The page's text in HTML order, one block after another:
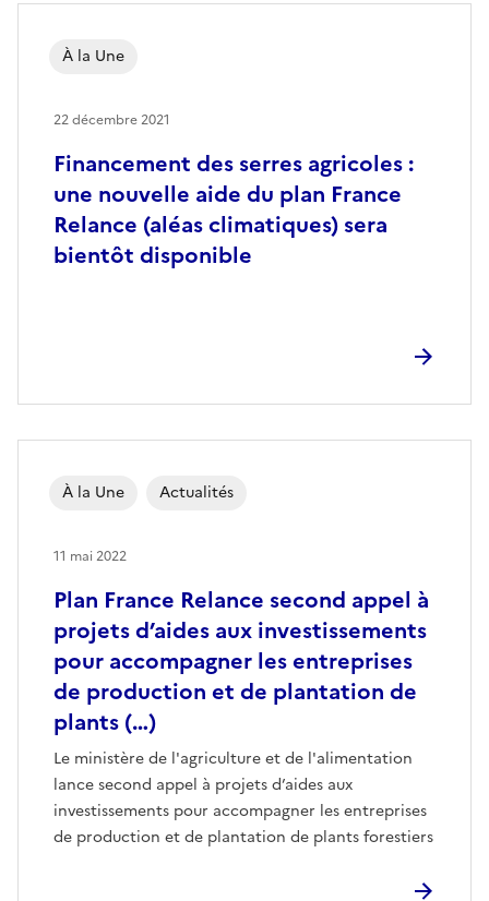
Financement des serres agricoles :
une nouvelle aide du plan France
Relance (aléas climatiques) sera
bientôt disponible
À la Une
22 décembre 2021
Plan France Relance second appel à
projets d’aides aux investissements
pour accompagner les entreprises
de production et de plantation de
plants (…)
Le ministère de l'agriculture et de l'alimentation
lance second appel à projets d’aides aux
investissements pour accompagner les entreprises
de production et de plantation de plants forestiers
À la Une Actualités
11 mai 2022